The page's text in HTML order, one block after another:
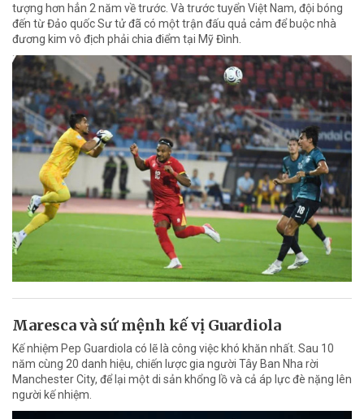
tượng hơn hẳn 2 năm về trước. Và trước tuyển Việt Nam, đội bóng
đến từ Đảo quốc Sư tử đã có một trận đấu quả cảm để buộc nhà
đương kim vô địch phải chia điểm tại Mỹ Đình.
Maresca và sứ mệnh kế vị Guardiola
Kế nhiệm Pep Guardiola có lẽ là công việc khó khăn nhất. Sau 10
năm cùng 20 danh hiệu, chiến lược gia người Tây Ban Nha rời
Manchester City, để lại một di sản khổng lồ và cả áp lực đè nặng lên
người kế nhiệm.